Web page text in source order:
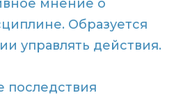
мнение о
Образуется
управлять действия.
последствия